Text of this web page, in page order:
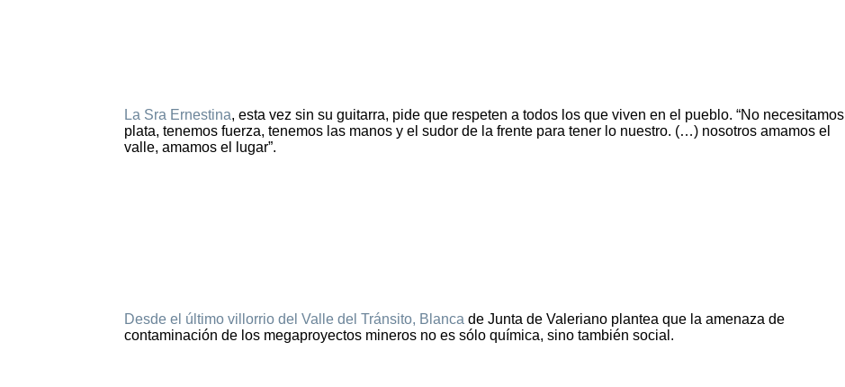
La Sra Ernestina, esta vez sin su guitarra, pide que respeten a todos los que viven en el pueblo. “No necesitamos
plata, tenemos fuerza, tenemos las manos y el sudor de la frente para tener lo nuestro. (…) nosotros amamos el
valle, amamos el lugar”.
Desde el último villorrio del Valle del Tránsito, Blanca de Junta de Valeriano plantea que la amenaza de
contaminación de los megaproyectos mineros no es sólo química, sino también social.